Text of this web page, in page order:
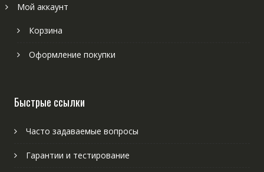
Мой аккаунт
Корзина
Оформление покупки
Быстрые ссылки
Часто задаваемые вопросы
Гарантии и тестирование